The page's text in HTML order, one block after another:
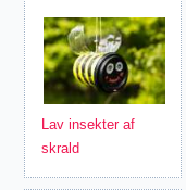
Lav insekter af
skrald